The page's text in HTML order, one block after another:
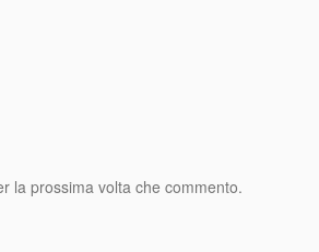
la prossima volta che commento.